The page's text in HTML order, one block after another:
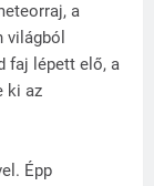
a
világból
faj lépett elő, a
ki az
Épp